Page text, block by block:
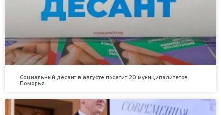
Социальный десант в августе посетит 20 муниципалитетов
Поморья